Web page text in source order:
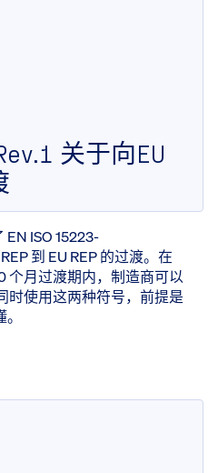
关于向EU
EN ISO 15223-
到 EU REP 的过渡。在
个月过渡期内，制造商可以
时使用这两种符号，前提是